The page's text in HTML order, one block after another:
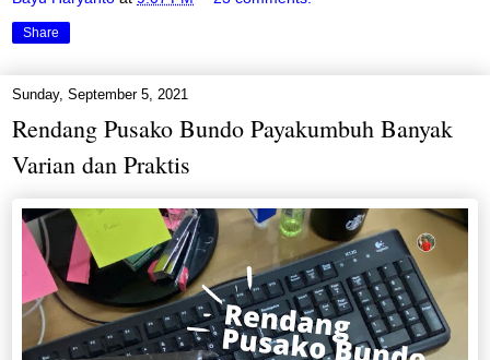
Share
Sunday, September 5, 2021
Rendang Pusako Bundo Payakumbuh Banyak
Varian dan Praktis